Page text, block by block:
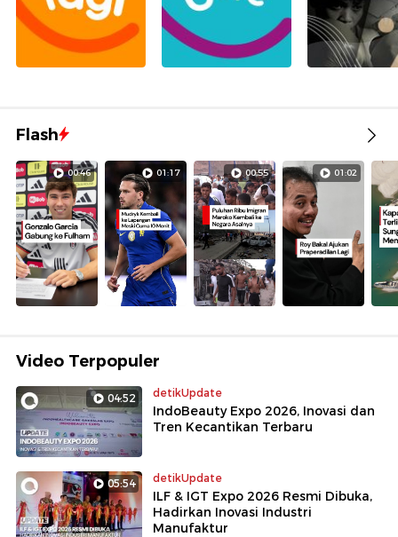
Flash
00:46 01:17 00:55 01:02
Video Terpopuler
04:52 detikUpdate
IndoBeauty Expo 2026, Inovasi dan
Tren Kecantikan Terbaru
05:54 detikUpdate
ILF & IGT Expo 2026 Resmi Dibuka,
Hadirkan Inovasi Industri
Manufaktur